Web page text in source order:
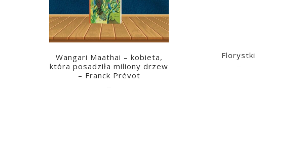
Wangari Maathai – kobieta,
która posadziła miliony drzew
– Franck Prévot
Florystki